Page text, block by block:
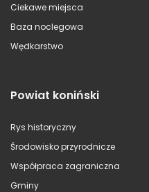
Ciekawe miejsca
Baza noclegowa
Wędkarstwo
Powiat koniński
Rys historyczny
Środowisko przyrodnicze
Współpraca zagraniczna
Gminy